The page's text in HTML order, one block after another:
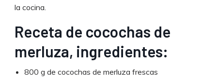
la cocina.
Receta de cocochas de
merluza, ingredientes:
800 g de cocochas de merluza frescas